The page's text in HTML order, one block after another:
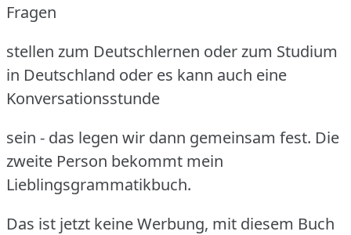
Fragen
stellen zum Deutschlernen oder zum Studium
in Deutschland oder es kann auch eine
Konversationsstunde
sein - das legen wir dann gemeinsam fest. Die
zweite Person bekommt mein
Lieblingsgrammatikbuch.
Das ist jetzt keine Werbung, mit diesem Buch